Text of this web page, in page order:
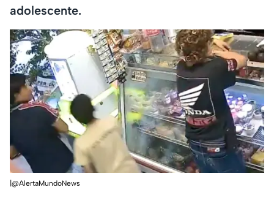
adolescente.
|@AlertaMundoNews